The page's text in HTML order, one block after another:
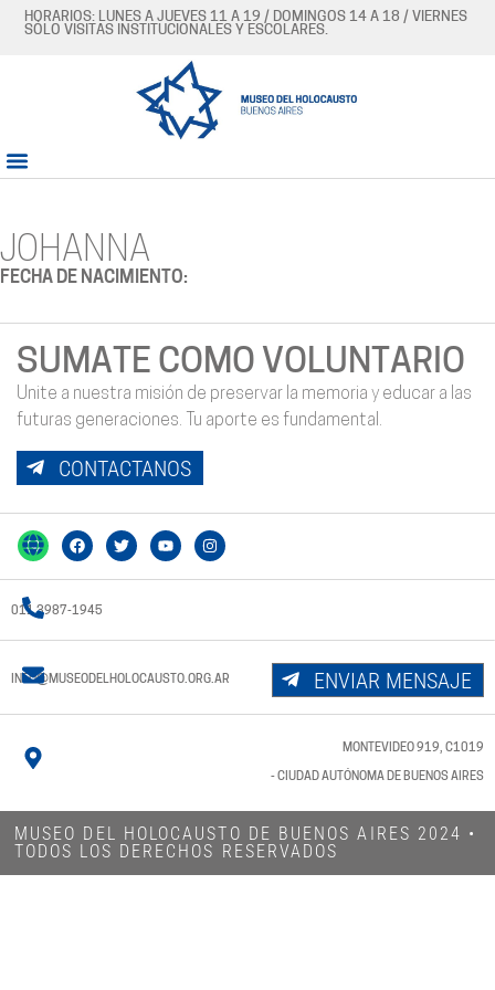
HORARIOS: LUNES A JUEVES 11 A 19 / DOMINGOS 14 A 18 / VIERNES
SÓLO VISITAS INSTITUCIONALES Y ESCOLARES.
JOHANNA
FECHA DE NACIMIENTO:
SUMATE COMO VOLUNTARIO
Unite a nuestra misión de preservar la memoria y educar a las
futuras generaciones. Tu aporte es fundamental.
CONTACTANOS
011 3987-1945
INFO@MUSEODELHOLOCAUSTO.ORG.AR ENVIAR MENSAJE
MONTEVIDEO 919, C1019
- CIUDAD AUTÓNOMA DE BUENOS AIRES
MUSEO DEL HOLOCAUSTO DE BUENOS AIRES 2024​ •
TODOS LOS DERECHOS RESERVADOS